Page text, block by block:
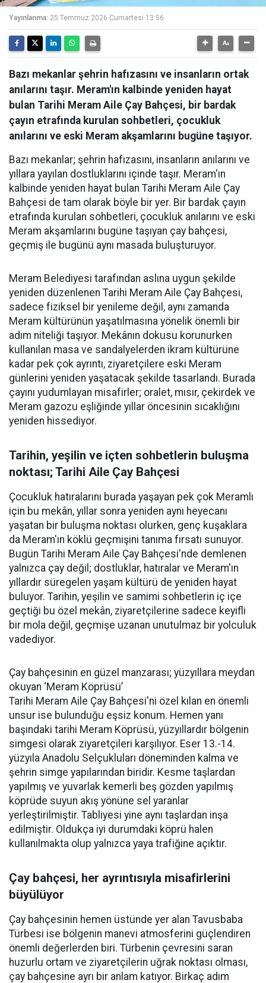
Yayınlanma: 25 Temmuz 2026 Cumartesi 13:56
Bazı mekanlar şehrin hafızasını ve insanların ortak
anılarını taşır. Meram'ın kalbinde yeniden hayat
bulan Tarihi Meram Aile Çay Bahçesi, bir bardak
çayın etrafında kurulan sohbetleri, çocukluk
anılarını ve eski Meram akşamlarını bugüne taşıyor.
Bazı mekanlar; şehrin hafızasını, insanların anılarını ve
yıllara yayılan dostluklarını içinde taşır. Meram'ın
kalbinde yeniden hayat bulan Tarihi Meram Aile Çay
Bahçesi de tam olarak böyle bir yer. Bir bardak çayın
etrafında kurulan sohbetleri, çocukluk anılarını ve eski
Meram akşamlarını bugüne taşıyan çay bahçesi,
geçmiş ile bugünü aynı masada buluşturuyor.
Meram Belediyesi tarafından aslına uygun şekilde
yeniden düzenlenen Tarihi Meram Aile Çay Bahçesi,
sadece fiziksel bir yenileme değil, aynı zamanda
Meram kültürünün yaşatılmasına yönelik önemli bir
adım niteliği taşıyor. Mekânın dokusu korunurken
kullanılan masa ve sandalyelerden ikram kültürüne
kadar pek çok ayrıntı, ziyaretçilere eski Meram
günlerini yeniden yaşatacak şekilde tasarlandı. Burada
çayını yudumlayan misafirler; oralet, mısır, çekirdek ve
Meram gazozu eşliğinde yıllar öncesinin sıcaklığını
yeniden hissediyor.
Tarihin, yeşilin ve içten sohbetlerin buluşma
noktası; Tarihi Aile Çay Bahçesi
Çocukluk hatıralarını burada yaşayan pek çok Meramlı
için bu mekân, yıllar sonra yeniden aynı heyecanı
yaşatan bir buluşma noktası olurken, genç kuşaklara
da Meram'ın köklü geçmişini tanıma fırsatı sunuyor.
Bugün Tarihi Meram Aile Çay Bahçesi'nde demlenen
yalnızca çay değil; dostluklar, hatıralar ve Meram'ın
yıllardır süregelen yaşam kültürü de yeniden hayat
buluyor. Tarihin, yeşilin ve samimi sohbetlerin iç içe
geçtiği bu özel mekân, ziyaretçilerine sadece keyifli
bir mola değil, geçmişe uzanan unutulmaz bir yolculuk
vadediyor.
Çay bahçesinin en güzel manzarası; yüzyıllara meydan
okuyan ‘Meram Köprüsü’
Tarihi Meram Aile Çay Bahçesi'ni özel kılan en önemli
unsur ise bulunduğu eşsiz konum. Hemen yanı
başındaki tarihi Meram Köprüsü, yüzyıllardır bölgenin
simgesi olarak ziyaretçileri karşılıyor. Eser 13.-14.
yüzyıla Anadolu Selçukluları döneminden kalma ve
şehrin simge yapılarından biridir. Kesme taşlardan
yapılmış ve yuvarlak kemerli beş gözden yapılmış
köprüde suyun akış yönüne sel yaranlar
yerleştirilmiştir. Tabliyesi yine aynı taşlardan inşa
edilmiştir. Oldukça iyi durumdaki köprü halen
kullanılmakta olup yalnızca yaya trafiğine açıktır.
Çay bahçesi, her ayrıntısıyla misafirlerini
büyülüyor
Çay bahçesinin hemen üstünde yer alan Tavusbaba
Türbesi ise bölgenin manevi atmosferini güçlendiren
önemli değerlerden biri. Türbenin çevresini saran
huzurlu ortam ve ziyaretçilerin uğrak noktası olması,
çay bahçesine ayrı bir anlam katıyor. Birkaç adım